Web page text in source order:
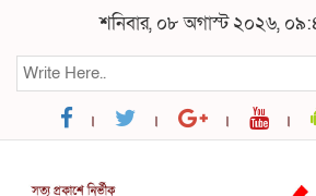
শনিবার, ০৮ অগাস্ট ২০২৬,